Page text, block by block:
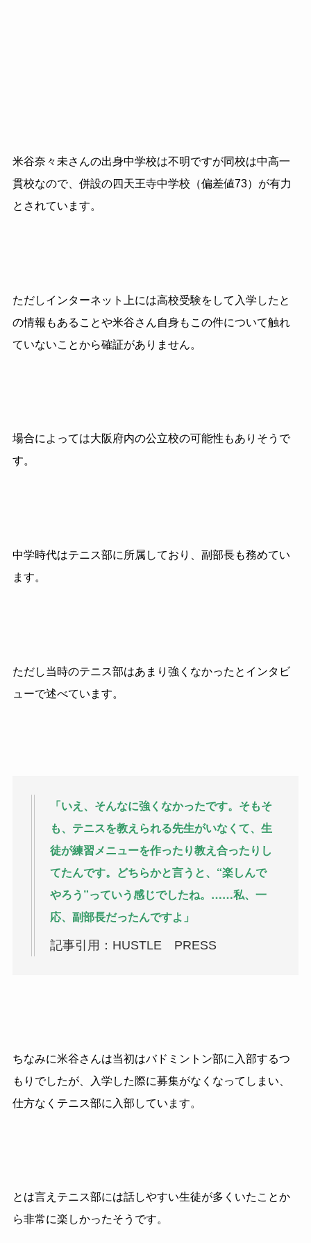
米谷奈々未さんの出身中学校は不明ですが同校は中高一
貫校なので、併設の四天王寺中学校（偏差値73）が有力
とされています。
ただしインターネット上には高校受験をして入学したと
の情報もあることや米谷さん自身もこの件について触れ
ていないことから確証がありません。
場合によっては大阪府内の公立校の可能性もありそうで
す。
中学時代はテニス部に所属しており、副部長も務めてい
ます。
ただし当時のテニス部はあまり強くなかったとインタビ
ューで述べています。
「いえ、そんなに強くなかったです。そもそ
も、テニスを教えられる先生がいなくて、生
徒が練習メニューを作ったり教え合ったりし
てたんです。どちらかと言うと、“楽しんで
やろう”っていう感じでしたね。……私、一
応、副部長だったんですよ」
記事引用：HUSTLE PRESS
ちなみに米谷さんは当初はバドミントン部に入部するつ
もりでしたが、入学した際に募集がなくなってしまい、
仕方なくテニス部に入部しています。
とは言えテニス部には話しやすい生徒が多くいたことか
ら非常に楽しかったそうです。